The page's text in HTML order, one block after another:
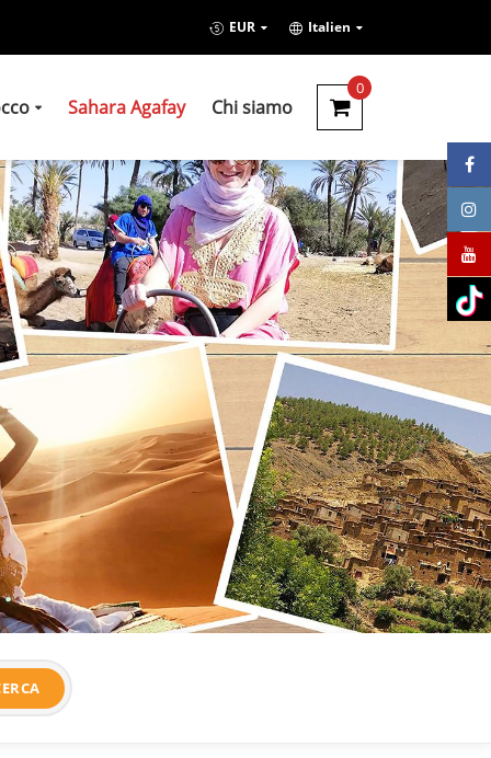
EUR Italien
Sahara Agafay Chi siamo
0